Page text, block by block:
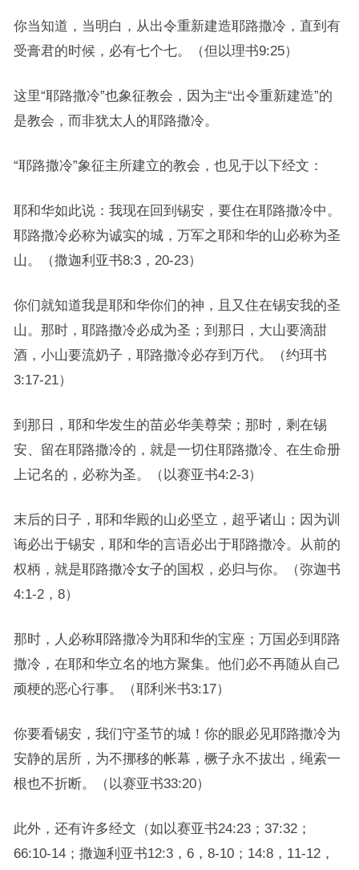
你当知道，当明白，从出令重新建造耶路撒冷，直到有
受膏君的时候，必有七个七。（但以理书9:25）
这里“耶路撒冷”也象征教会，因为主“出令重新建造”的
是教会，而非犹太人的耶路撒冷。
“耶路撒冷”象征主所建立的教会，也见于以下经文：
耶和华如此说：我现在回到锡安，要住在耶路撒冷中。
耶路撒冷必称为诚实的城，万军之耶和华的山必称为圣
山。（撒迦利亚书8:3，20-23）
你们就知道我是耶和华你们的神，且又住在锡安我的圣
山。那时，耶路撒冷必成为圣；到那日，大山要滴甜
酒，小山要流奶子，耶路撒冷必存到万代。（约珥书
3:17-21）
到那日，耶和华发生的苗必华美尊荣；那时，剩在锡
安、留在耶路撒冷的，就是一切住耶路撒冷、在生命册
上记名的，必称为圣。（以赛亚书4:2-3）
末后的日子，耶和华殿的山必坚立，超乎诸山；因为训
诲必出于锡安，耶和华的言语必出于耶路撒冷。从前的
权柄，就是耶路撒冷女子的国权，必归与你。（弥迦书
4:1-2，8）
那时，人必称耶路撒冷为耶和华的宝座；万国必到耶路
撒冷，在耶和华立名的地方聚集。他们必不再随从自己
顽梗的恶心行事。（耶利米书3:17）
你要看锡安，我们守圣节的城！你的眼必见耶路撒冷为
安静的居所，为不挪移的帐幕，橛子永不拔出，绳索一
根也不折断。（以赛亚书33:20）
此外，还有许多经文（如以赛亚书24:23；37:32；
66:10-14；撒迦利亚书12:3，6，8-10；14:8，11-12，